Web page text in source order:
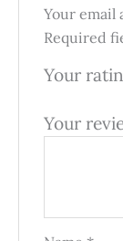
Your email
Required
Your
Your